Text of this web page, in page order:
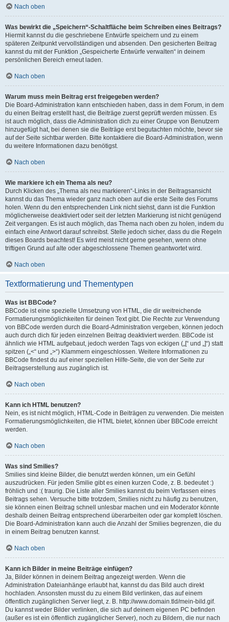
Nach oben
Was bewirkt die „Speichern“-Schaltfläche beim Schreiben eines Beitrags?
Hiermit kannst du die geschriebene Entwürfe speichern und zu einem
späteren Zeitpunkt vervollständigen und absenden. Den gesicherten Beitrag
kannst du mit der Funktion „Gespeicherte Entwürfe verwalten“ in deinem
persönlichen Bereich erneut laden.
Nach oben
Warum muss mein Beitrag erst freigegeben werden?
Die Board-Administration kann entschieden haben, dass in dem Forum, in dem
du einen Beitrag erstellt hast, die Beiträge zuerst geprüft werden müssen. Es
ist auch möglich, dass die Administration dich zu einer Gruppe von Benutzern
hinzugefügt hat, bei denen sie die Beiträge erst begutachten möchte, bevor sie
auf der Seite sichtbar werden. Bitte kontaktiere die Board-Administration, wenn
du weitere Informationen dazu benötigst.
Nach oben
Wie markiere ich ein Thema als neu?
Durch Klicken des „Thema als neu markieren“-Links in der Beitragsansicht
kannst du das Thema wieder ganz nach oben auf die erste Seite des Forums
holen. Wenn du den entsprechenden Link nicht siehst, dann ist die Funktion
möglicherweise deaktiviert oder seit der letzten Markierung ist nicht genügend
Zeit vergangen. Es ist auch möglich, das Thema nach oben zu holen, indem du
einfach eine Antwort darauf schreibst. Stelle jedoch sicher, dass du die Regeln
dieses Boards beachtest! Es wird meist nicht gerne gesehen, wenn ohne
triftigen Grund auf alte oder abgeschlossene Themen geantwortet wird.
Nach oben
Textformatierung und Thementypen
Was ist BBCode?
BBCode ist eine spezielle Umsetzung von HTML, die dir weitreichende
Formatierungsmöglichkeiten für deinen Text gibt. Die Rechte zur Verwendung
von BBCode werden durch die Board-Administration vergeben, können jedoch
auch durch dich für jeden einzelnen Beitrag deaktiviert werden. BBCode ist
ähnlich wie HTML aufgebaut, jedoch werden Tags von eckigen („[“ und „]“) statt
spitzen („<“ und „>“) Klammern eingeschlossen. Weitere Informationen zu
BBCode findest du auf einer speziellen Hilfe-Seite, die von der Seite zur
Beitragserstellung aus zugänglich ist.
Nach oben
Kann ich HTML benutzen?
Nein, es ist nicht möglich, HTML-Code in Beiträgen zu verwenden. Die meisten
Formatierungsmöglichkeiten, die HTML bietet, können über BBCode erreicht
werden.
Nach oben
Was sind Smilies?
Smilies sind kleine Bilder, die benutzt werden können, um ein Gefühl
auszudrücken. Für jeden Smilie gibt es einen kurzen Code, z. B. bedeutet :)
fröhlich und :( traurig. Die Liste aller Smilies kannst du beim Verfassen eines
Beitrags sehen. Versuche bitte trotzdem, Smilies nicht zu häufig zu benutzen,
sie können einen Beitrag schnell unlesbar machen und ein Moderator könnte
deshalb deinen Beitrag entsprechend überarbeiten oder gar komplett löschen.
Die Board-Administration kann auch die Anzahl der Smilies begrenzen, die du
in einem Beitrag benutzen kannst.
Nach oben
Kann ich Bilder in meine Beiträge einfügen?
Ja, Bilder können in deinem Beitrag angezeigt werden. Wenn die
Administration Dateianhänge erlaubt hat, kannst du das Bild auch direkt
hochladen. Ansonsten musst du zu einem Bild verlinken, das auf einem
öffentlich zugänglichen Server liegt, z. B. http://www.domain.tld/mein-bild.gif.
Du kannst weder Bilder verlinken, die sich auf deinem eigenen PC befinden
(außer es ist ein öffentlich zugänglicher Server), noch zu Bildern, die nur nach